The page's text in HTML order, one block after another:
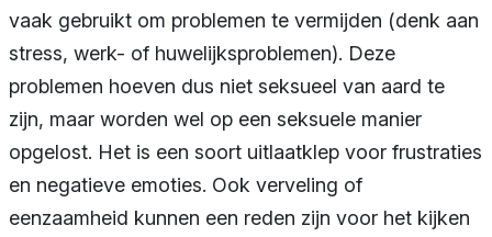
vaak gebruikt om problemen te vermijden (denk aan
stress, werk- of huwelijksproblemen). Deze
problemen hoeven dus niet seksueel van aard te
zijn, maar worden wel op een seksuele manier
opgelost. Het is een soort uitlaatklep voor frustraties
en negatieve emoties. Ook verveling of
eenzaamheid kunnen een reden zijn voor het kijken